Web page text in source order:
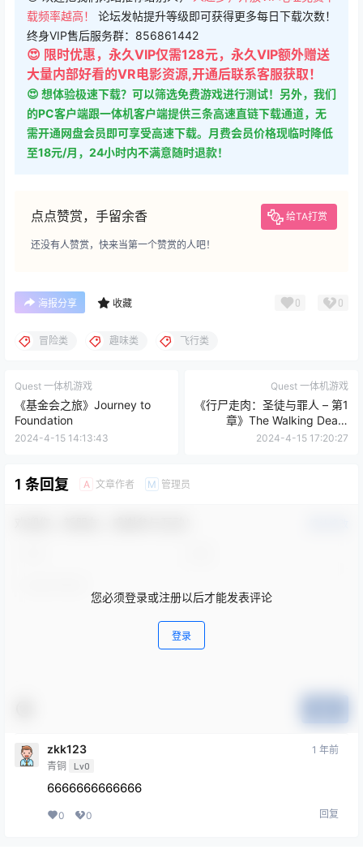
载频率越高！ 论坛发帖提升等级即可获得更多每日下载次数！
终身VIP售后服务群：856861442
😍 限时优惠，永久VIP仅需128元，永久VIP额外赠送
大量内部好看的VR电影资源,开通后联系客服获取！
😍 想体验极速下载？可以筛选免费游戏进行测试！另外，我们
的PC客户端跟一体机客户端提供三条高速直链下载通道，无
需开通网盘会员即可享受高速下载。月费会员价格现临时降低
至18元/月，24小时内不满意随时退款！
点点赞赏，手留余香 给TA打赏
还没有人赞赏，快来当第一个赞赏的人吧！
海报分享 收藏 0 0
冒险类 趣味类 飞行类
Quest 一体机游戏
《基金会之旅》Journey to
Foundation
2024-4-15 14:13:43
Quest 一体机游戏
《行尸走肉：圣徒与罪人 – 第1
章》The Walking Dead:
Saints and Sinners
2024-4-15 17:20:27
1 条回复 A 文章作者 M 管理员
您必须登录或注册以后才能发表评论
登录
zkk123
青铜 Lv0
1 年前
6666666666666
0 0 回复